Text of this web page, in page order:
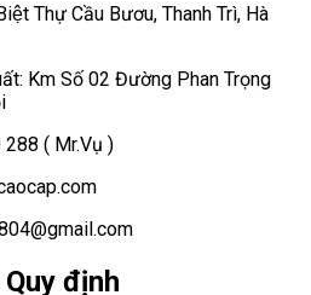
Thự Cầu Bươu, Thanh Trì, Hà
Km Số 02 Đường Phan Trọng
( Mr.Vụ )
định